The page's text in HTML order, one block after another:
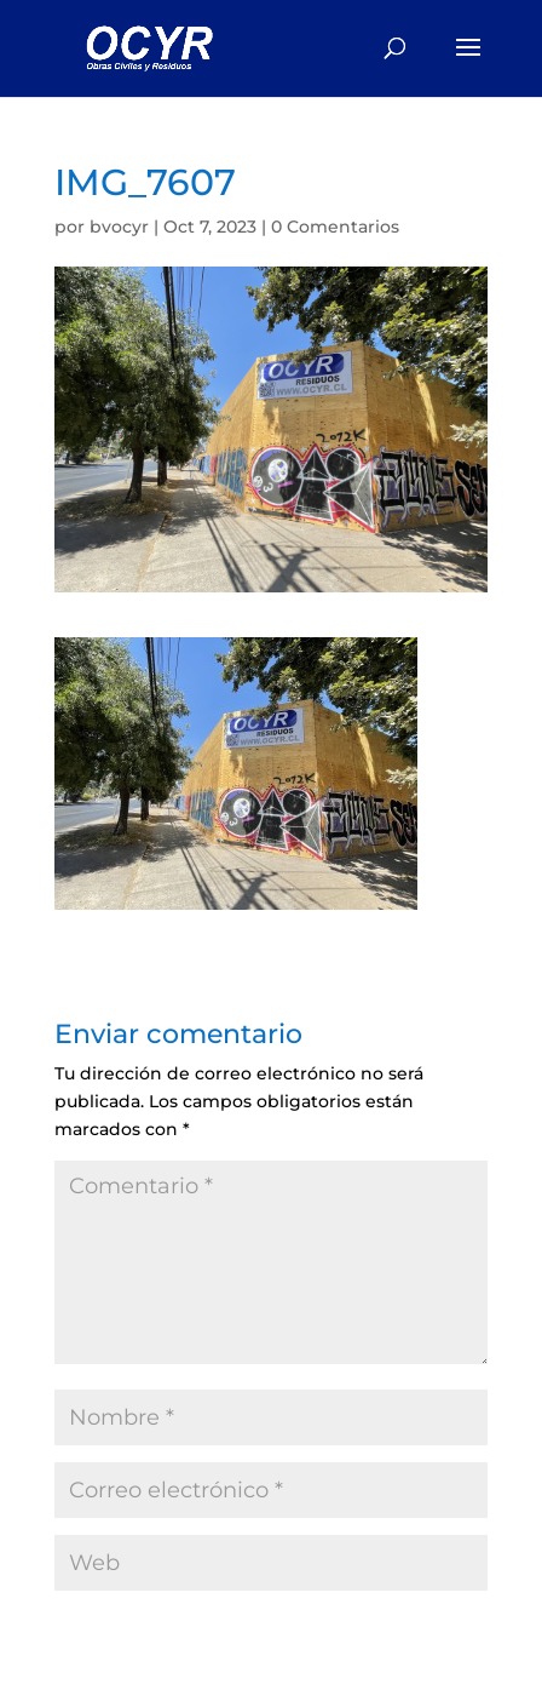
IMG_7607
por bvocyr| Oct 7, 2023| 0 Comentarios
Enviar comentario
Tu dirección de correo electrónico no será
publicada. Los campos obligatorios están
marcados con *